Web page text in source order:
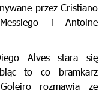
przez Cristiano
i Antoine
Alves stara się
to co bramkarz
rozmawia ze